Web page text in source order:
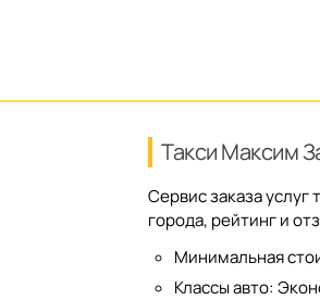
Такси Максим
Сервис заказа
города, рейтинг и
Минимальная
Классы авто: